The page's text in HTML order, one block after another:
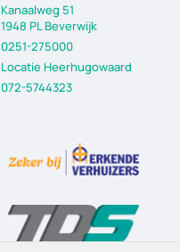
Kanaalweg 51
1948 PL Beverwijk
0251-275000
Locatie Heerhugowaard
072-5744323